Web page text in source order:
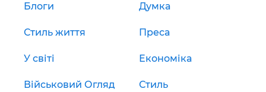
Блоги Думка
Стиль життя Преса
У світі Економіка
Військовий Огляд Стиль